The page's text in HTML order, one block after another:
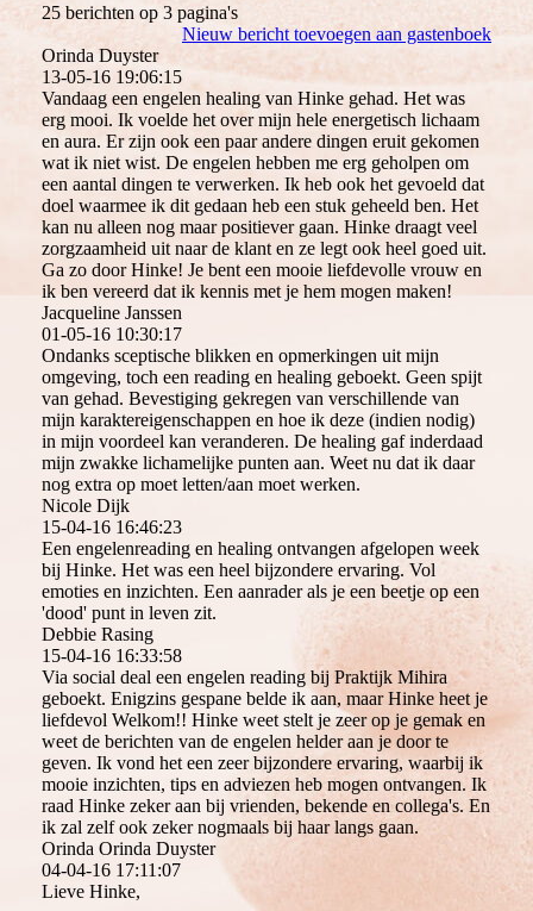
25 berichten op 3 pagina's
Nieuw bericht toevoegen aan gastenboek
Orinda Duyster
13-05-16 19:06:15
Vandaag een engelen healing van Hinke gehad. Het was
erg mooi. Ik voelde het over mijn hele energetisch lichaam
en aura. Er zijn ook een paar andere dingen eruit gekomen
wat ik niet wist. De engelen hebben me erg geholpen om
een aantal dingen te verwerken. Ik heb ook het gevoeld dat
doel waarmee ik dit gedaan heb een stuk geheeld ben. Het
kan nu alleen nog maar positiever gaan. Hinke draagt veel
zorgzaamheid uit naar de klant en ze legt ook heel goed uit.
Ga zo door Hinke! Je bent een mooie liefdevolle vrouw en
ik ben vereerd dat ik kennis met je hem mogen maken!
Jacqueline Janssen
01-05-16 10:30:17
Ondanks sceptische blikken en opmerkingen uit mijn
omgeving, toch een reading en healing geboekt. Geen spijt
van gehad. Bevestiging gekregen van verschillende van
mijn karaktereigenschappen en hoe ik deze (indien nodig)
in mijn voordeel kan veranderen. De healing gaf inderdaad
mijn zwakke lichamelijke punten aan. Weet nu dat ik daar
nog extra op moet letten/aan moet werken.
Nicole Dijk
15-04-16 16:46:23
Een engelenreading en healing ontvangen afgelopen week
bij Hinke. Het was een heel bijzondere ervaring. Vol
emoties en inzichten. Een aanrader als je een beetje op een
'dood' punt in leven zit.
Debbie Rasing
15-04-16 16:33:58
Via social deal een engelen reading bij Praktijk Mihira
geboekt. Enigzins gespane belde ik aan, maar Hinke heet je
liefdevol Welkom!! Hinke weet stelt je zeer op je gemak en
weet de berichten van de engelen helder aan je door te
geven. Ik vond het een zeer bijzondere ervaring, waarbij ik
mooie inzichten, tips en adviezen heb mogen ontvangen. Ik
raad Hinke zeker aan bij vrienden, bekende en collega's. En
ik zal zelf ook zeker nogmaals bij haar langs gaan.
Orinda Orinda Duyster
04-04-16 17:11:07
Lieve Hinke,